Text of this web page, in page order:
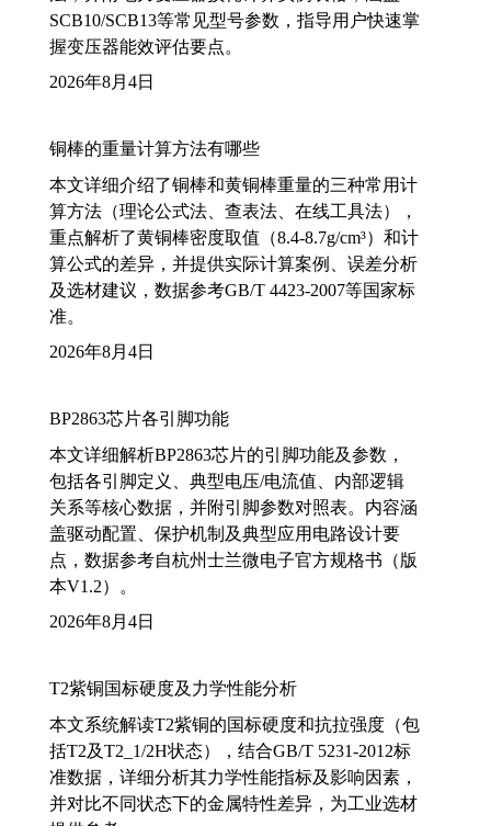
SCB10/SCB13等常见型号参数，指导用户快速掌
握变压器能效评估要点。
2026年8月4日
铜棒的重量计算方法有哪些
本文详细介绍了铜棒和黄铜棒重量的三种常用计
算方法（理论公式法、查表法、在线工具法），
重点解析了黄铜棒密度取值（8.4-8.7g/cm³）和计
算公式的差异，并提供实际计算案例、误差分析
及选材建议，数据参考GB/T 4423-2007等国家标
准。
2026年8月4日
BP2863芯片各引脚功能
本文详细解析BP2863芯片的引脚功能及参数，
包括各引脚定义、典型电压/电流值、内部逻辑
关系等核心数据，并附引脚参数对照表。内容涵
盖驱动配置、保护机制及典型应用电路设计要
点，数据参考自杭州士兰微电子官方规格书（版
本V1.2）。
2026年8月4日
T2紫铜国标硬度及力学性能分析
本文系统解读T2紫铜的国标硬度和抗拉强度（包
括T2及T2_1/2H状态），结合GB/T 5231-2012标
准数据，详细分析其力学性能指标及影响因素，
并对比不同状态下的金属特性差异，为工业选材